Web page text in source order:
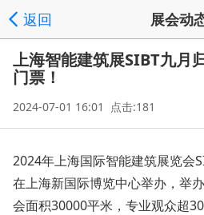
返回 展会动
上海智能建筑展SIBT九月
门票！
2024-07-01 16:01 点击:181
2024年上海国际智能建筑展览会
在上海新国际博览中心举办，举
会面积30000平米，专业观众超